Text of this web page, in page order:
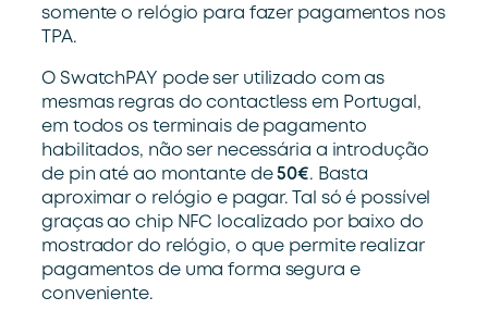
somente o relógio para fazer pagamentos nos
TPA.
O SwatchPAY pode ser utilizado com as
mesmas regras do contactless em Portugal,
em todos os terminais de pagamento
habilitados, não ser necessária a introdução
de pin até ao montante de50€. Basta
aproximar o relógio e pagar. Tal só é possível
graças ao chip NFC localizado por baixo do
mostrador do relógio, o que permite realizar
pagamentos de uma forma segura e
conveniente.